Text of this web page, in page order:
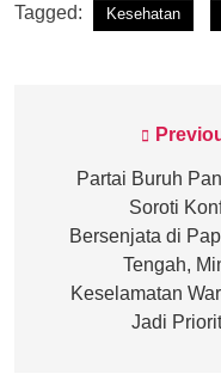
Tagged: Kesehatan
navigation
Partai Buruh
Soroti
Bersenjata di
Tengah,
Keselamatan
Jadi